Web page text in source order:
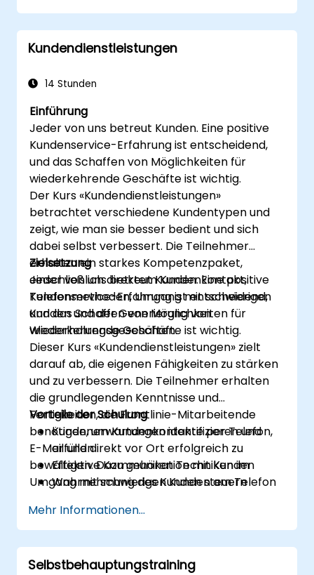
Kundendienstleistungen
14 Stunden
Einführung
Jeder von uns betreut Kunden. Eine positive
Kundenservice-Erfahrung ist entscheidend,
und das Schaffen von Möglichkeiten für
wiederkehrende Geschäfte ist wichtig.
Der Kurs «Kundendienstleistungen»
betrachtet verschiedene Kundentypen und
zeigt, wie man sie besser bedient und sich
dabei selbst verbessert. Die Teilnehmer
erhalten ein starkes Kompetenzpaket,
einschließlich direktem Kundenkontakt,
Telefonmethoden, Umgang mit schwierigen
Kunden und der Generierung von
Wiederholungsgeschäften.
Zielsetzung
Jeder von uns betreut Kunden. Eine positive
Kundenservice-Erfahrung ist entscheidend,
und das Schaffen von Möglichkeiten für
wiederkehrende Geschäfte ist wichtig.
Dieser Kurs «Kundendienstleistungen» zielt
darauf ab, die eigenen Fähigkeiten zu stärken
und zu verbessern. Die Teilnehmer erhalten
die grundlegenden Kenntnisse und
Fertigkeiten, die Frontlinie-Mitarbeitende
benötigen, um Kundenkontakte per Telefon,
E-Mail und direkt vor Ort erfolgreich zu
bewältigen. Dazu gehören Techniken im
Umgang mit schwierigen Kunden am Telefon
Wiederholungsgeschäften.
Vorteile der Schulung
Kundenerwartungen identifizieren und
erfüllen
Effektive Kommunikation mit Kunden
Wahrnehmung des Kunden steuern
umgehen
Effektiv auf persönliche und telefonische
Kundenkontakte reagieren
Effektive E-Mails und Briefe verfassen
Mehr Informationen...
Selbstbehauptungstraining